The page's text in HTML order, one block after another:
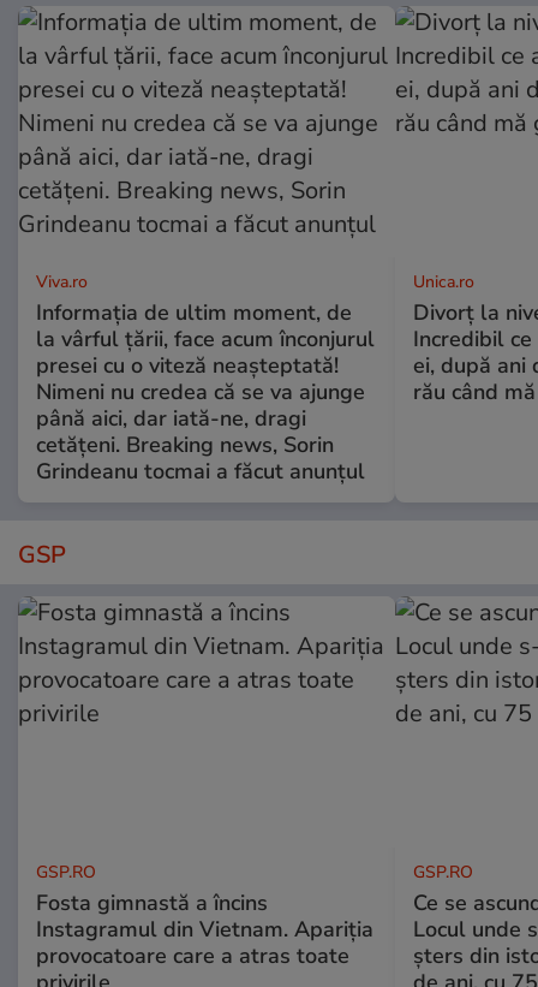
Viva.ro
Informația de ultim moment, de
la vârful țării, face acum înconjurul
presei cu o viteză neașteptată!
Nimeni nu credea că se va ajunge
până aici, dar iată-ne, dragi
cetățeni. Breaking news, Sorin
Grindeanu tocmai a făcut anunțul
Unica.ro
Divorț la
Incredibil
ei, după ani
rău când
GSP
GSP.RO
Fosta gimnastă a încins
Instagramul din Vietnam. Apariția
provocatoare care a atras toate
GSP.RO
Ce se
Locul unde
șters din